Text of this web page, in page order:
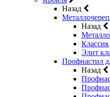
Назад
Назад
Классик
Элит
Профнастил
Назад